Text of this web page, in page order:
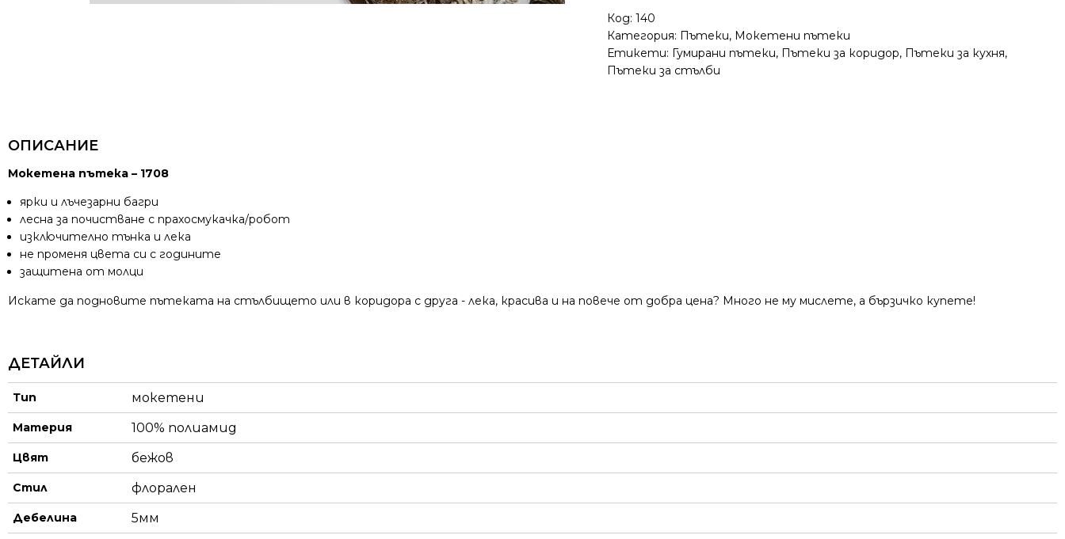
Код: 140
Категория: Пътеки, Мокетени пътеки
Етикети: Гумирани пътеки, Пътеки за коридор, Пътеки за кухня,
Пътеки за стълби
ОПИСАНИЕ
Мокетена пътека – 1708
ярки и лъчезарни багри
лесна за почистване с прахосмукачка/робот
изключително тънка и лека
не променя цвета си с годините
защитена от молци
Искате да подновите пътеката на стълбището или в коридора с друга - лека, красива и на повече от добра цена? Много не му мислете, а бързичко купете!
ДЕТАЙЛИ
Тип мокетени
Материя 100% полиамид
Цвят бежов
Стил флорален
Дебелина 5мм